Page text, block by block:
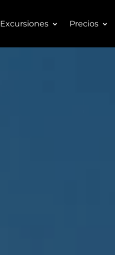
Excursiones Precios